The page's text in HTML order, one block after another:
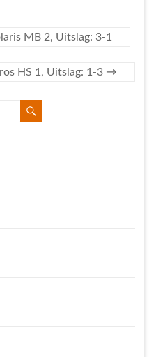
MB 2, Uitslag: 3-1
HS 1, Uitslag: 1-3 →